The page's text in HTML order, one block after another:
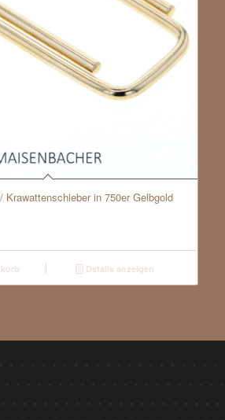
Krawattenschieber in 750er Gelbgold
Details anzeigen